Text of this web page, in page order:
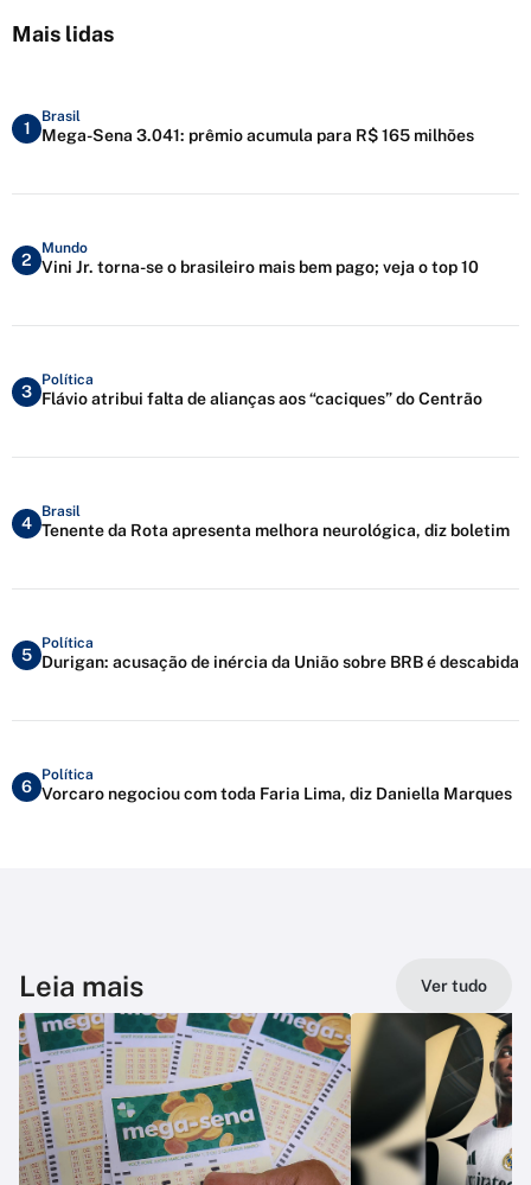
Mais lidas
1
Brasil
Mega-Sena 3.041: prêmio acumula para R$ 165 milhões
2
Mundo
Vini Jr. torna-se o brasileiro mais bem pago; veja o top 10
3
Política
Flávio atribui falta de alianças aos “caciques” do Centrão
4
Brasil
Tenente da Rota apresenta melhora neurológica, diz boletim
5
Política
Durigan: acusação de inércia da União sobre BRB é descabida
6
Política
Vorcaro negociou com toda Faria Lima, diz Daniella Marques
Leia mais Ver tudo